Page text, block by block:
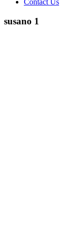
Contact Us
susano 1